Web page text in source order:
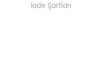
İade Şartları